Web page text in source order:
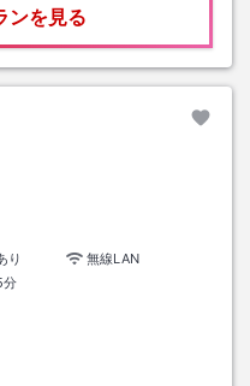
ンを見る
り
無線LAN
分